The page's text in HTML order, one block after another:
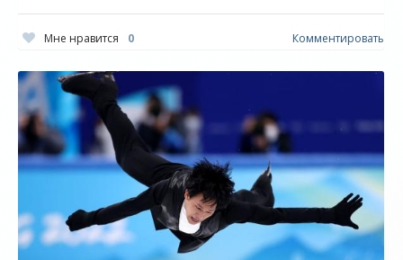
Мне нравится 0 Комментировать